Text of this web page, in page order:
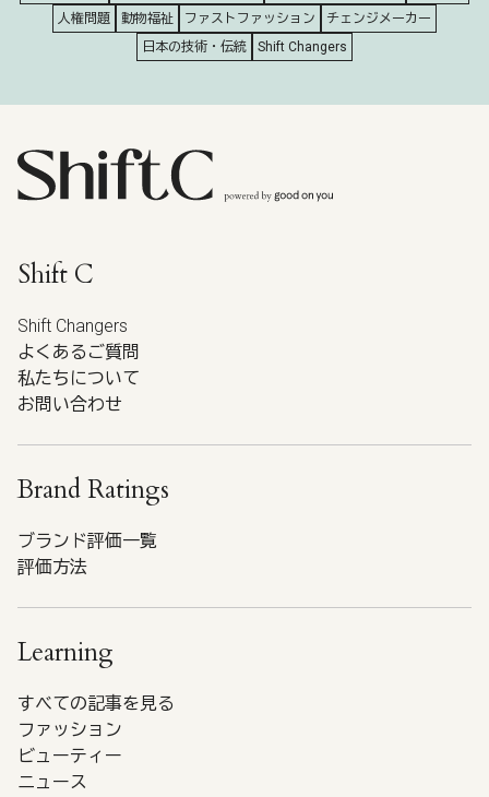
人権問題
動物福祉 ファストファッション
チェンジメーカー
日本の技術・伝統
Shift Changers
Shift C
Shift Changers
よくあるご質問
私たちについて
お問い合わせ
Brand Ratings
ブランド評価一覧
評価方法
Learning
すべての記事を見る
ファッション
ビューティー
ニュース